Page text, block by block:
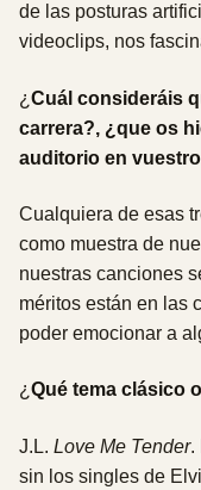
de las posturas
videoclips, nos
¿ Cuál consideráis
carrera?, ¿que os
auditorio en
Cualquiera de esas
como muestra de
nuestras canciones
méritos están en las
poder emocionar a
¿ Qué tema clásico
J.L. Love Me Tender.
sin los singles de